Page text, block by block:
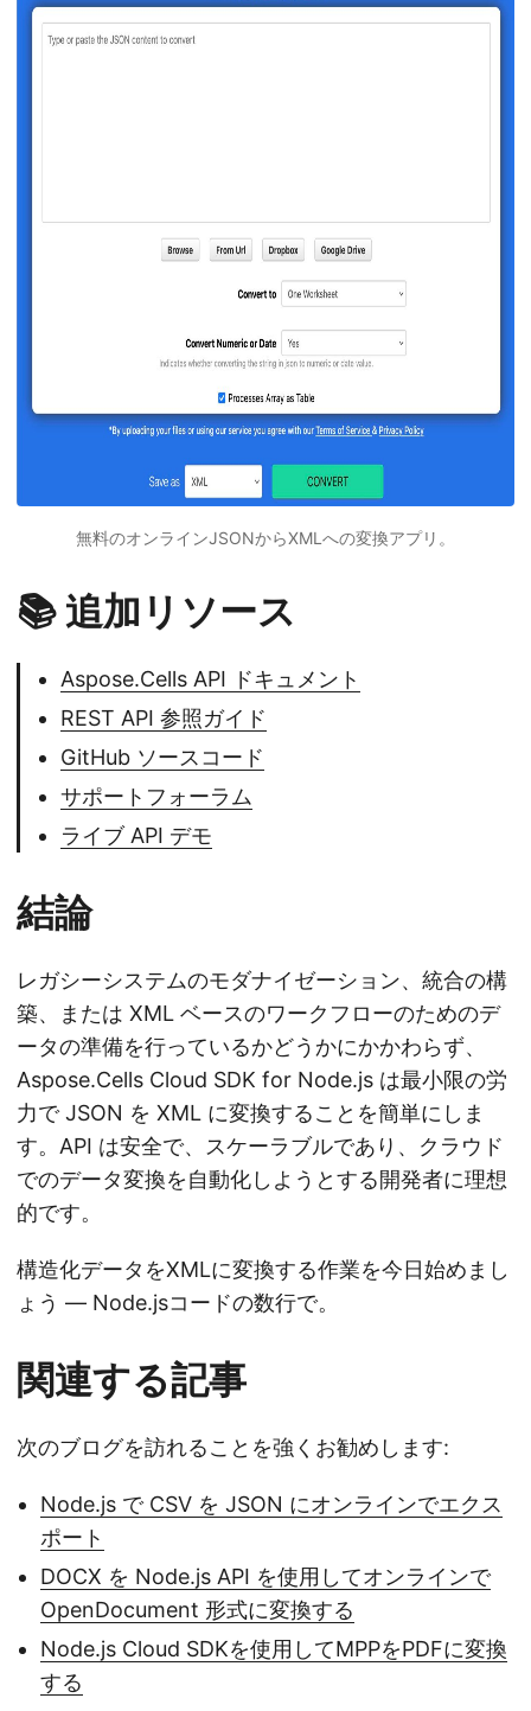
無料のオンラインJSONからXMLへの変換アプリ。
📚 追加リソース
Aspose.Cells API ドキュメント
REST API 参照ガイド
GitHub ソースコード
サポートフォーラム
ライブ API デモ
結論
レガシーシステムのモダナイゼーション、統合の構
築、または XML ベースのワークフローのためのデ
ータの準備を行っているかどうかにかかわらず、
Aspose.Cells Cloud SDK for Node.js は最小限の労
力で JSON を XML に変換することを簡単にしま
す。API は安全で、スケーラブルであり、クラウド
でのデータ変換を自動化しようとする開発者に理想
的です。
構造化データをXMLに変換する作業を今日始めまし
ょう — Node.jsコードの数行で。
関連する記事
次のブログを訪れることを強くお勧めします:
Node.js で CSV を JSON にオンラインでエクス
ポート
DOCX を Node.js API を使用してオンラインで
OpenDocument 形式に変換する
Node.js Cloud SDKを使用してMPPをPDFに変換
する